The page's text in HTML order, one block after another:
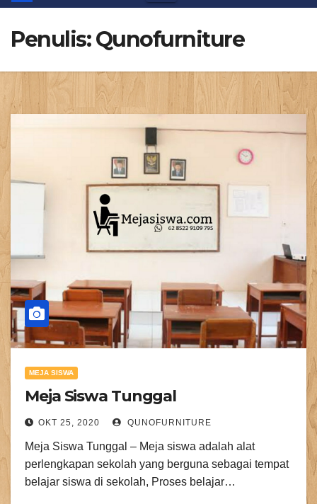
Penulis:Qunofurniture
MEJA SISWA
Meja Siswa Tunggal
OKT 25, 2020 QUNOFURNITURE
Meja Siswa Tunggal – Meja siswa adalah alat
perlengkapan sekolah yang berguna sebagai tempat
belajar siswa di sekolah, Proses belajar…